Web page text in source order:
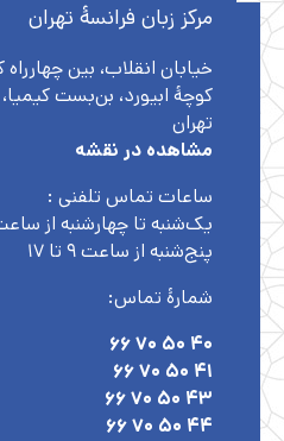
مرکز زبان فرانسۀ تهران
خیابان انقلاب، بین
کوچهٔ ابیورد، بن‌بست کیمیا،
تهران
مشاهده در نقشه
ساعات تماس تلفنی :
یک‌شنبه تا چهارشنبه از ساعت ۹ تا
پنج‌شنبه از ساعت ۹ تا ۱۷
شمارۀ تماس:
۴۰ ۵۰ ۷۰ ۶۶
۴۱ ۵۰ ۷۰ ۶۶
۴۳ ۵۰ ۷۰ ۶۶
۴۴ ۵۰ ۷۰ ۶۶